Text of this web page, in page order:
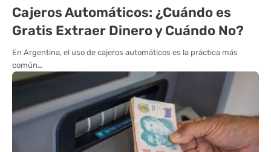
Cajeros Automáticos: ¿Cuándo es
Gratis Extraer Dinero y Cuándo No?
En Argentina, el uso de cajeros automáticos es la práctica más
común…